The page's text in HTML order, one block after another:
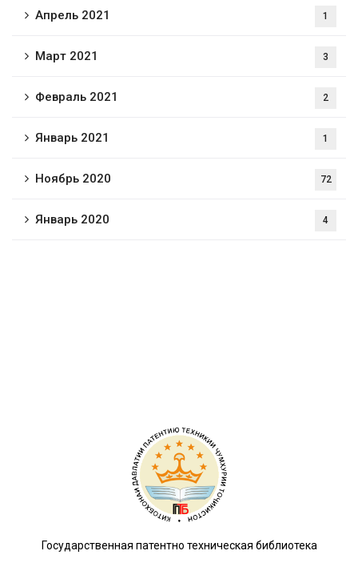
Апрель 2021 1
Март 2021 3
Февраль 2021 2
Январь 2021 1
Ноябрь 2020 72
Январь 2020 4
Государственная патентно техническая библиотека